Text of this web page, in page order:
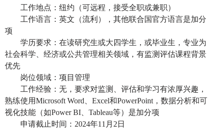
工作地点：纽约（可远程，接受全职或兼职）
工作语言：英文（流利），其他联合国官方语言是加分
项
学历要求：在读研究生或大四学生，或毕业生，专业为
社会科学、经济或公共管理相关领域，有监测评估课程背景
优先
岗位领域：项目管理
工作经验：无，要求对监测、评估和学习有浓厚兴趣，
熟练使用Microsoft Word、Excel和PowerPoint，数据分析和可
视化技能（如Power BI、Tableau等）是加分项
申请截止时间： 2024年11月2日